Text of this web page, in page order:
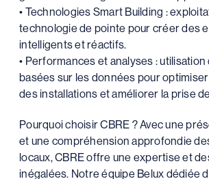
• Technologies Smart Building :
technologie de pointe pour créer des
intelligents et réactifs.
• Performances et analyses : utilisation
basées sur les données pour
des installations et améliorer la prise
Pourquoi choisir CBRE ? Avec une
et une compréhension approfondie
locaux, CBRE offre une expertise et
inégalées. Notre équipe Belux dédiée